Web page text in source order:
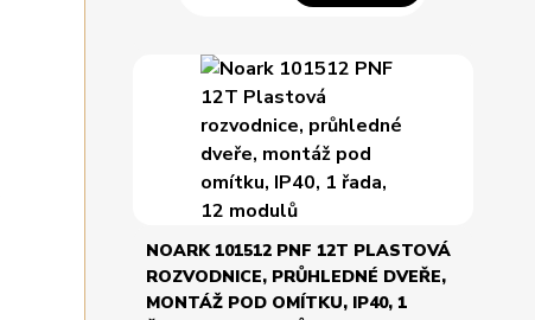
NOARK 101512 PNF 12T PLASTOVÁ
ROZVODNICE, PRŮHLEDNÉ DVEŘE,
MONTÁŽ POD OMÍTKU, IP40, 1